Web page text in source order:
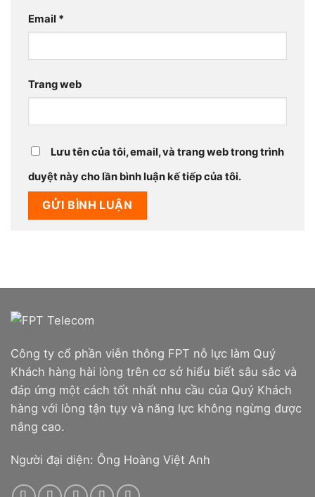
Email *
Trang web
Lưu tên của tôi, email, và trang web trong trình
duyệt này cho lần bình luận kế tiếp của tôi.
Công ty cổ phần viễn thông FPT nỗ lực làm Quý
Khách hàng hài lòng trên cơ sở hiểu biết sâu sắc và
đáp ứng một cách tốt nhất nhu cầu của Quý Khách
hàng với lòng tận tụy và năng lực không ngừng được
nâng cao.
Người đại diện: Ông Hoàng Việt Anh